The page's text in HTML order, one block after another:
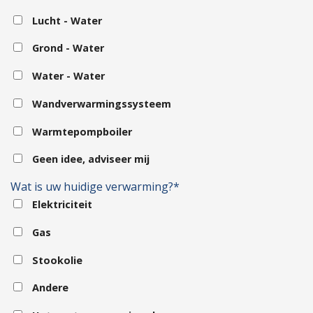
Lucht - Water
Grond - Water
Water - Water
Wandverwarmingssysteem
Warmtepompboiler
Geen idee, adviseer mij
Wat is uw huidige verwarming?*
Elektriciteit
Gas
Stookolie
Andere